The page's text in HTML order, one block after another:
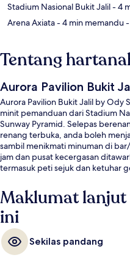
Stadium Nasional Bukit Jalil- 4
Arena Axiata- 4 min memandu
Tentang
Aurora Pavilion Bukit
Aurora Pavilion Bukit Jalil by Ody
minit pemanduan dari Stadium
Sunway Pyramid. Selepas
renang terbuka, anda boleh
sambil menikmati minuman di
jam dan pusat kecergasan
termasuk peti sejuk dan ketuhar
Maklumat
ini
Sekilas pandang